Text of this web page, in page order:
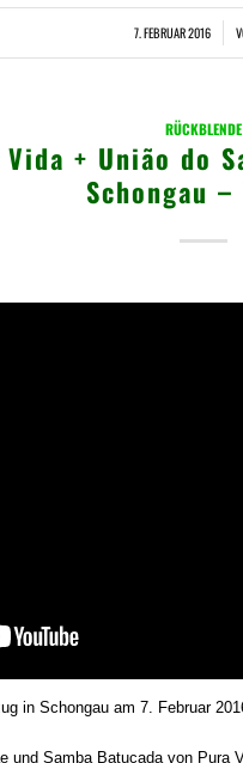
7. FEBRUAR 2016
/
RÜCKBLENDE
+ União do
Schongau –
in Schongau am 7. Februar
und Samba Batucada von Pura